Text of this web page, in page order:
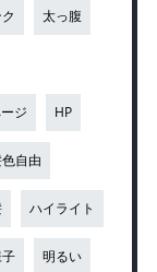
太っ腹
ジ HP
自由
ハイライト
明るい